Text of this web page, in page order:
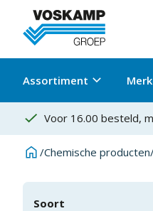
Assortiment
Voor 16.00 besteld,
/Chemische producten
Soort